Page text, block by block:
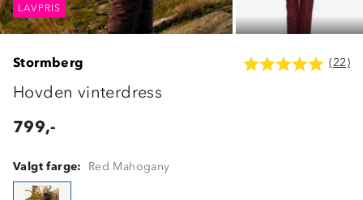
LAVPRIS LAVPRIS
LAVPRIS
Stormberg (22)
Hovden vinterdress
799,-
Valgt farge: Red Mahogany